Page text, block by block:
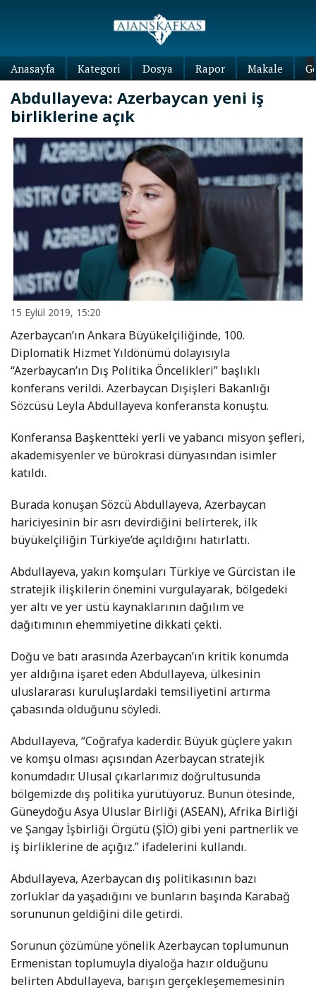
Anasayfa Kategori Dosya Rapor Makale
Abdullayeva: Azerbaycan yeni iş
birliklerine açık
15 Eylül 2019, 15:20
Azerbaycan’ın Ankara Büyükelçiliğinde, 100.
Diplomatik Hizmet Yıldönümü dolayısıyla
“Azerbaycan’ın Dış Politika Öncelikleri” başlıklı
konferans verildi. Azerbaycan Dışişleri Bakanlığı
Sözcüsü Leyla Abdullayeva konferansta konuştu.
Konferansa Başkentteki yerli ve yabancı misyon şefleri,
akademisyenler ve bürokrasi dünyasından isimler
katıldı.
Burada konuşan Sözcü Abdullayeva, Azerbaycan
hariciyesinin bir asrı devirdiğini belirterek, ilk
büyükelçiliğin Türkiye’de açıldığını hatırlattı.
Abdullayeva, yakın komşuları Türkiye ve Gürcistan ile
stratejik ilişkilerin önemini vurgulayarak, bölgedeki
yer altı ve yer üstü kaynaklarının dağılım ve
dağıtımının ehemmiyetine dikkati çekti.
Doğu ve batı arasında Azerbaycan’ın kritik konumda
yer aldığına işaret eden Abdullayeva, ülkesinin
uluslararası kuruluşlardaki temsiliyetini artırma
çabasında olduğunu söyledi.
Abdullayeva, “Coğrafya kaderdir. Büyük güçlere yakın
ve komşu olması açısından Azerbaycan stratejik
konumdadır. Ulusal çıkarlarımız doğrultusunda
bölgemizde dış politika yürütüyoruz. Bunun ötesinde,
Güneydoğu Asya Uluslar Birliği (ASEAN), Afrika Birliği
ve Şangay İşbirliği Örgütü (ŞİÖ) gibi yeni partnerlik ve
iş birliklerine de açığız.” ifadelerini kullandı.
Abdullayeva, Azerbaycan dış politikasının bazı
zorluklar da yaşadığını ve bunların başında Karabağ
sorununun geldiğini dile getirdi.
Sorunun çözümüne yönelik Azerbaycan toplumunun
Ermenistan toplumuyla diyaloğa hazır olduğunu
belirten Abdullayeva, barışın gerçekleşememesinin